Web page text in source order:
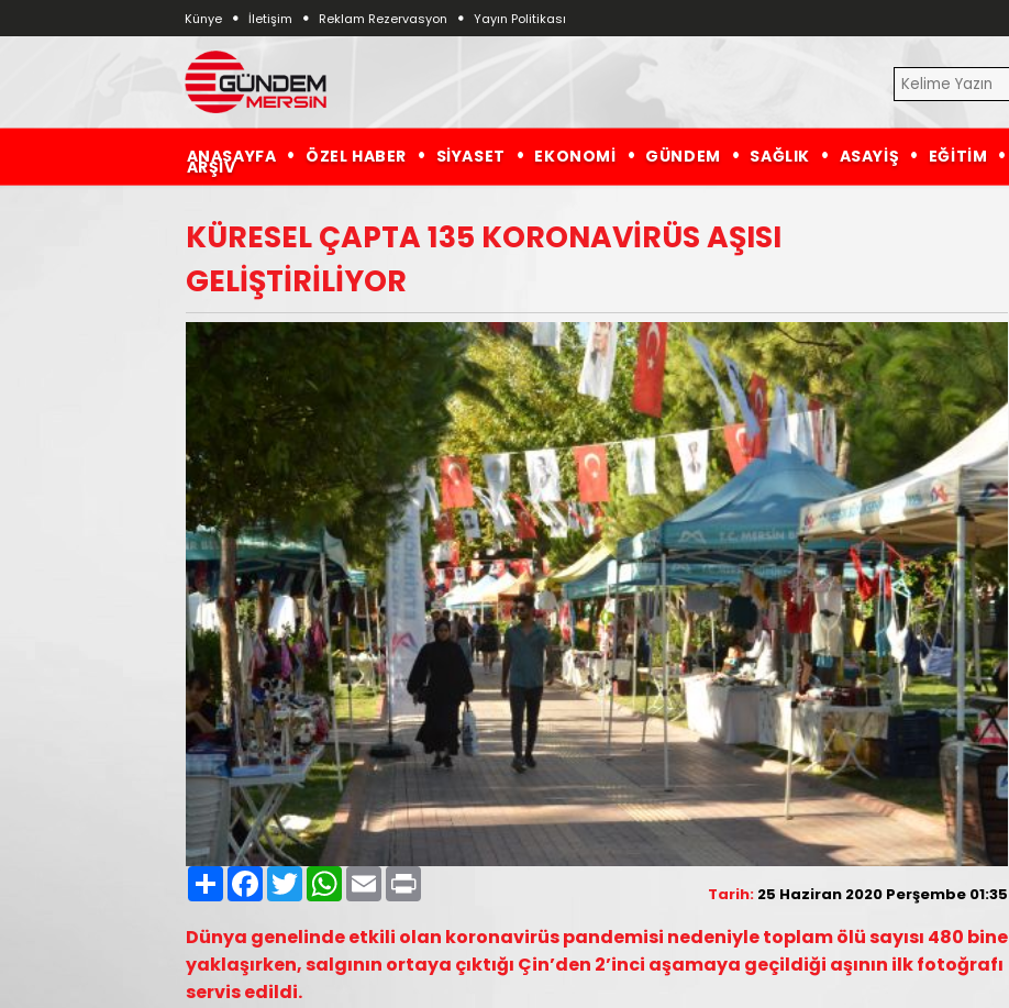
Künye İletişim Reklam Rezervasyon Yayın Politikası
ANASAYFA ÖZEL HABER SİYASET EKONOMİ GÜNDEM SAĞLIK ASAYİŞ EĞİTİM
ARŞİV
KÜRESEL ÇAPTA 135 KORONAVİRÜS AŞISI
GELİŞTİRİLİYOR
PaylaşFacebook
TwitterWhatsApp
EmailPrint
Tarih: 25 Haziran 2020 Perşembe 01:35
Dünya genelinde etkili olan koronavirüs pandemisi nedeniyle toplam ölü sayısı 480 bine
yaklaşırken, salgının ortaya çıktığı Çin’den 2’inci aşamaya geçildiği aşının ilk fotoğrafı
servis edildi.